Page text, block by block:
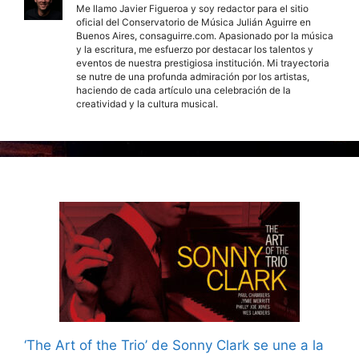
Me llamo Javier Figueroa y soy redactor para el sitio
oficial del Conservatorio de Música Julián Aguirre en
Buenos Aires, consaguirre.com. Apasionado por la música
y la escritura, me esfuerzo por destacar los talentos y
eventos de nuestra prestigiosa institución. Mi trayectoria
se nutre de una profunda admiración por los artistas,
haciendo de cada artículo una celebración de la
creatividad y la cultura musical.
‘The Art of the Trio’ de Sonny Clark se une a la